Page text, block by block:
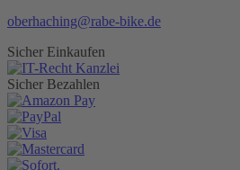
oberhaching@rabe-bike.de
Sicher Einkaufen
Sicher Bezahlen